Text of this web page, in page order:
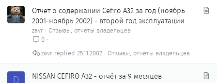
Отчёт о содержании Cefiro A32 за год (ноябрь
2001-ноябрь 2002) - второй год эксплуатации
zavr
Отзывы, отчеты владельцев
0
Отзывы, отчеты владельцев
25.11.2002
zavr
D
NISSAN CEFIRO A32 - отчёт за 9 месяцев